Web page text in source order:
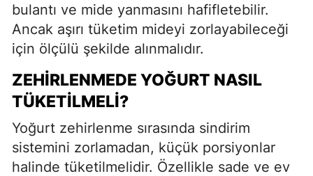
bulantı ve mide yanmasını hafifletebilir.
Ancak aşırı tüketim mideyi zorlayabileceği
için ölçülü şekilde alınmalıdır.
ZEHIRLENMEDE YOĞURT NASIL
TÜKETILMELI?
Yoğurt zehirlenme sırasında sindirim
sistemini zorlamadan, küçük porsiyonlar
halinde tüketilmelidir. Özellikle sade ve ev